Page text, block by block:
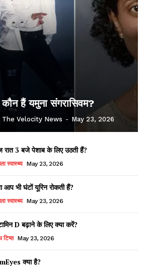
कौन हैं यमुना संगरासिवम?
The Velocity News - May 23, 2026
रात 3 बजे पेशाब के लिए उठती हैं?
स्वास्थ्य May 23, 2026
आप भी घंटों यूरिन रोकती हैं?
स्वास्थ्य May 23, 2026
D बढ़ाने के लिए क्या करें?
टिप्स May 23, 2026
क्या है?